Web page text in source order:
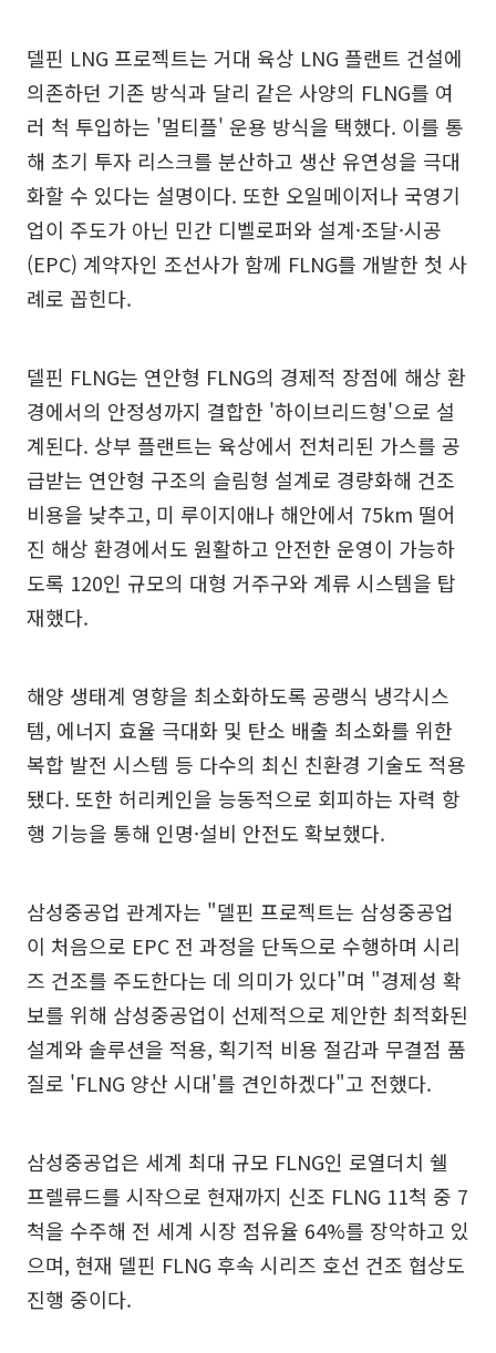
델핀 LNG 프로젝트는 거대 육상 LNG 플랜트 건설에
의존하던 기존 방식과 달리 같은 사양의 FLNG를 여
러 척 투입하는 '멀티플' 운용 방식을 택했다. 이를 통
해 초기 투자 리스크를 분산하고 생산 유연성을 극대
화할 수 있다는 설명이다. 또한 오일메이저나 국영기
업이 주도가 아닌 민간 디벨로퍼와 설계·조달·시공
(EPC) 계약자인 조선사가 함께 FLNG를 개발한 첫 사
례로 꼽힌다.
델핀 FLNG는 연안형 FLNG의 경제적 장점에 해상 환
경에서의 안정성까지 결합한 '하이브리드형'으로 설
계된다. 상부 플랜트는 육상에서 전처리된 가스를 공
급받는 연안형 구조의 슬림형 설계로 경량화해 건조
비용을 낮추고, 미 루이지애나 해안에서 75km 떨어
진 해상 환경에서도 원활하고 안전한 운영이 가능하
도록 120인 규모의 대형 거주구와 계류 시스템을 탑
재했다.
해양 생태계 영향을 최소화하도록 공랭식 냉각시스
템, 에너지 효율 극대화 및 탄소 배출 최소화를 위한
복합 발전 시스템 등 다수의 최신 친환경 기술도 적용
됐다. 또한 허리케인을 능동적으로 회피하는 자력 항
행 기능을 통해 인명·설비 안전도 확보했다.
삼성중공업 관계자는 "델핀 프로젝트는 삼성중공업
이 처음으로 EPC 전 과정을 단독으로 수행하며 시리
즈 건조를 주도한다는 데 의미가 있다"며 "경제성 확
보를 위해 삼성중공업이 선제적으로 제안한 최적화된
설계와 솔루션을 적용, 획기적 비용 절감과 무결점 품
질로 'FLNG 양산 시대'를 견인하겠다"고 전했다.
삼성중공업은 세계 최대 규모 FLNG인 로열더치 쉘
프렐류드를 시작으로 현재까지 신조 FLNG 11척 중 7
척을 수주해 전 세계 시장 점유율 64%를 장악하고 있
으며, 현재 델핀 FLNG 후속 시리즈 호선 건조 협상도
진행 중이다.